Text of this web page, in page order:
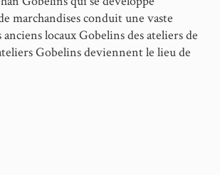
marchandises conduit une vaste
locaux Gobelins des ateliers de
Gobelins deviennent le lieu de
réunis au sein de la Manufacture royale
« Les Éléments », eau, feu, air, terre,
Commerce et d’Industrie Nantes – Saint-
à la manufacture Gobelins.